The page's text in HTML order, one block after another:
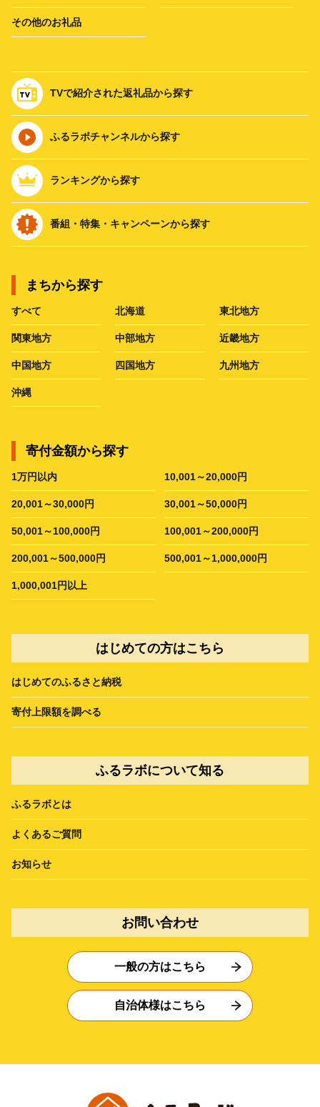
その他のお礼品
TVで紹介された返礼品から探す
ふるラボチャンネルから探す
ランキングから探す
番組・特集・キャンペーンから探す
まちから探す
すべて 北海道 東北地方
関東地方 中部地方 近畿地方
中国地方 四国地方 九州地方
沖縄
寄付金額から探す
1万円以内 10,001～20,000円
20,001～30,000円 30,001～50,000円
50,001～100,000円 100,001～200,000円
200,001～500,000円 500,001～1,000,000円
1,000,001円以上
はじめての方はこちら
はじめてのふるさと納税
寄付上限額を調べる
ふるラボについて知る
ふるラボとは
よくあるご質問
お知らせ
お問い合わせ
一般の方はこちら
自治体様はこちら